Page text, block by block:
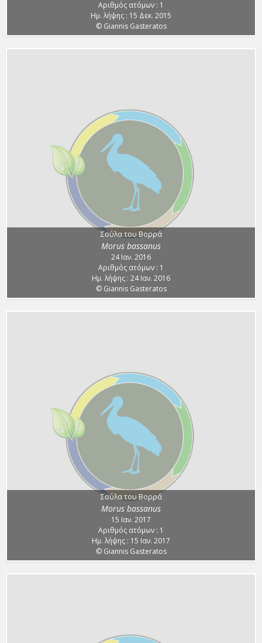
Αριθμός ατόμων : 1
Ημ. λήψης : 15 Δεκ. 2015
© Giannis Gasteratos
Σούλα του Βορρά
Morus bassanus
24 Ιαν. 2016
Αριθμός ατόμων : 1
Ημ. λήψης : 24 Ιαν. 2016
© Giannis Gasteratos
Σούλα του Βορρά
Morus bassanus
15 Ιαν. 2017
Αριθμός ατόμων : 1
Ημ. λήψης : 15 Ιαν. 2017
© Giannis Gasteratos